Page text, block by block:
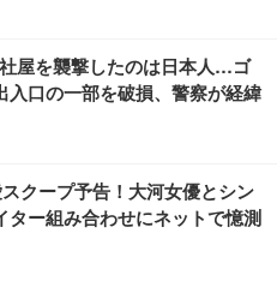
屋を襲撃したのは日本人…ゴ
入口の一部を破損、警察が経緯
クープ予告！大河女優とシン
ター組み合わせにネットで憶測